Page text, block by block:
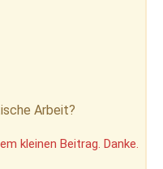
Arbeit?
kleinen Beitrag. Danke.